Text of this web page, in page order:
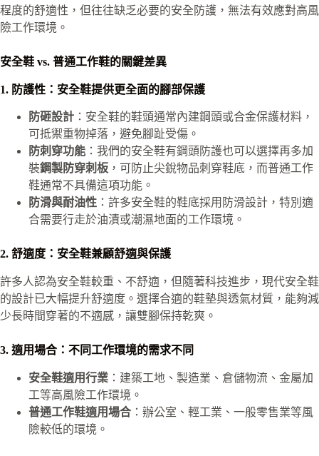
程度的舒適性，但往往缺乏必要的安全防護，無法有效應對高風
險工作環境。
安全鞋 vs. 普通工作鞋的關鍵差異
1. 防護性：安全鞋提供更全面的腳部保護
防砸設計 ：安全鞋的鞋頭通常內建鋼頭或合金保護材料，
可抵禦重物掉落，避免腳趾受傷。
防刺穿功能 ：我們的安全鞋有鋼頭防護也可以選擇再多加
裝鋼製防穿刺板 ，可防止尖銳物品刺穿鞋底，而普通工作
鞋通常不具備這項功能。
防滑與耐油性 ：許多安全鞋的鞋底採用防滑設計，特別適
合需要行走於油漬或潮濕地面的工作環境。
2. 舒適度：安全鞋兼顧舒適與保護
許多人認為安全鞋較重、不舒適，但隨著科技進步，現代安全鞋
的設計已大幅提升舒適度。選擇合適的鞋墊與透氣材質，能夠減
少長時間穿著的不適感，讓雙腳保持乾爽。
3. 適用場合：不同工作環境的需求不同
安全鞋適用行業 ：建築工地、製造業、倉儲物流、金屬加
工等高風險工作環境。
普通工作鞋適用場合 ：辦公室、輕工業、一般零售業等風
險較低的環境。